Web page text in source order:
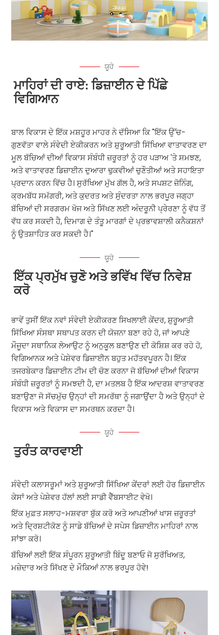
ਯੂਹੇ
ਮਾਹਿਰਾਂ ਦੀ ਰਾਏ: ਡਿਜ਼ਾਈਨ ਦੇ ਪਿੱਛੇ
ਵਿਗਿਆਨ
ਬਾਲ ਵਿਕਾਸ ਦੇ ਇੱਕ ਮਸ਼ਹੂਰ ਮਾਹਰ ਨੇ ਦੱਸਿਆ ਕਿ "ਇੱਕ ਉੱਚ-
ਗੁਣਵੱਤਾ ਵਾਲੇ ਸੰਵੇਦੀ ਏਕੀਕਰਨ ਅਤੇ ਸ਼ੁਰੂਆਤੀ ਸਿੱਖਿਆ ਵਾਤਾਵਰਣ ਦਾ
ਮੂਲ ਬੱਚਿਆਂ ਦੀਆਂ ਵਿਕਾਸ ਸੰਬੰਧੀ ਜ਼ਰੂਰਤਾਂ ਨੂੰ ਹਰ ਪੜਾਅ 'ਤੇ ਸਮਝਣ,
ਅਤੇ ਵਾਤਾਵਰਣ ਡਿਜ਼ਾਈਨ ਦੁਆਰਾ ਢੁਕਵੀਆਂ ਚੁਣੌਤੀਆਂ ਅਤੇ ਸਹਾਇਤਾ
ਪ੍ਰਦਾਨ ਕਰਨ ਵਿੱਚ ਹੈ। ਸੁਰੱਖਿਆ ਮੁੱਖ ਗੱਲ ਹੈ, ਅਤੇ ਸਪਸ਼ਟ ਜ਼ੋਨਿੰਗ,
ਕ੍ਰਮਬੱਧ ਸਮੱਗਰੀ, ਅਤੇ ਕੁਦਰਤ ਅਤੇ ਸੁੰਦਰਤਾ ਨਾਲ ਭਰਪੂਰ ਜਗ੍ਹਾ
ਬੱਚਿਆਂ ਦੀ ਸਰਗਰਮ ਖੋਜ ਅਤੇ ਸਿੱਖਣ ਲਈ ਅੰਦਰੂਨੀ ਪ੍ਰੇਰਣਾ ਨੂੰ ਵੱਧ ਤੋਂ
ਵੱਧ ਕਰ ਸਕਦੀ ਹੈ, ਦਿਮਾਗ ਦੇ ਤੰਤੂ ਮਾਰਗਾਂ ਦੇ ਪ੍ਰਭਾਵਸ਼ਾਲੀ ਕਨੈਕਸ਼ਨਾਂ
ਨੂੰ ਉਤਸ਼ਾਹਿਤ ਕਰ ਸਕਦੀ ਹੈ।"
ਯੂਹੇ
ਇੱਕ ਪ੍ਰਮੁੱਖ ਚੁਣੋ ਅਤੇ ਭਵਿੱਖ ਵਿੱਚ ਨਿਵੇਸ਼
ਕਰੋ
ਭਾਵੇਂ ਤੁਸੀਂ ਇੱਕ ਨਵਾਂ ਸੰਵੇਦੀ ਏਕੀਕਰਣ ਸਿਖਲਾਈ ਕੇਂਦਰ, ਸ਼ੁਰੂਆਤੀ
ਸਿੱਖਿਆ ਸੰਸਥਾ ਸਥਾਪਤ ਕਰਨ ਦੀ ਯੋਜਨਾ ਬਣਾ ਰਹੇ ਹੋ, ਜਾਂ ਆਪਣੇ
ਮੌਜੂਦਾ ਸਥਾਨਿਕ ਲੇਆਉਟ ਨੂੰ ਅਨੁਕੂਲ ਬਣਾਉਣ ਦੀ ਕੋਸ਼ਿਸ਼ ਕਰ ਰਹੇ ਹੋ,
ਵਿਗਿਆਨਕ ਅਤੇ ਪੇਸ਼ੇਵਰ ਡਿਜ਼ਾਈਨ ਬਹੁਤ ਮਹੱਤਵਪੂਰਨ ਹੈ। ਇੱਕ
ਤਜਰਬੇਕਾਰ ਡਿਜ਼ਾਈਨ ਟੀਮ ਦੀ ਚੋਣ ਕਰਨਾ ਜੋ ਬੱਚਿਆਂ ਦੀਆਂ ਵਿਕਾਸ
ਸੰਬੰਧੀ ਜ਼ਰੂਰਤਾਂ ਨੂੰ ਸਮਝਦੀ ਹੈ, ਦਾ ਮਤਲਬ ਹੈ ਇੱਕ ਆਦਰਸ਼ ਵਾਤਾਵਰਣ
ਬਣਾਉਣਾ ਜੋ ਸੱਚਮੁੱਚ ਉਨ੍ਹਾਂ ਦੀ ਸਮਰੱਥਾ ਨੂੰ ਜਗਾਉਂਦਾ ਹੈ ਅਤੇ ਉਨ੍ਹਾਂ ਦੇ
ਵਿਕਾਸ ਅਤੇ ਵਿਕਾਸ ਦਾ ਸਮਰਥਨ ਕਰਦਾ ਹੈ।
ਯੂਹੇ
ਤੁਰੰਤ ਕਾਰਵਾਈ
ਸੰਵੇਦੀ ਕਲਾਸਰੂਮਾਂ ਅਤੇ ਸ਼ੁਰੂਆਤੀ ਸਿੱਖਿਆ ਕੇਂਦਰਾਂ ਲਈ ਹੋਰ ਡਿਜ਼ਾਈਨ
ਕੇਸਾਂ ਅਤੇ ਪੇਸ਼ੇਵਰ ਹੱਲਾਂ ਲਈ ਸਾਡੀ ਵੈੱਬਸਾਈਟ ਵੇਖੋ।
ਇੱਕ ਮੁਫ਼ਤ ਸਲਾਹ-ਮਸ਼ਵਰਾ ਬੁੱਕ ਕਰੋ ਅਤੇ ਆਪਣੀਆਂ ਖਾਸ ਜ਼ਰੂਰਤਾਂ
ਅਤੇ ਦ੍ਰਿਸ਼ਟੀਕੋਣ ਨੂੰ ਸਾਡੇ ਬੱਚਿਆਂ ਦੇ ਸਪੇਸ ਡਿਜ਼ਾਈਨ ਮਾਹਿਰਾਂ ਨਾਲ
ਸਾਂਝਾ ਕਰੋ।
ਬੱਚਿਆਂ ਲਈ ਇੱਕ ਸੰਪੂਰਨ ਸ਼ੁਰੂਆਤੀ ਬਿੰਦੂ ਬਣਾਓ ਜੋ ਸੁਰੱਖਿਅਤ,
ਮਜ਼ੇਦਾਰ ਅਤੇ ਸਿੱਖਣ ਦੇ ਮੌਕਿਆਂ ਨਾਲ ਭਰਪੂਰ ਹੋਵੇ!